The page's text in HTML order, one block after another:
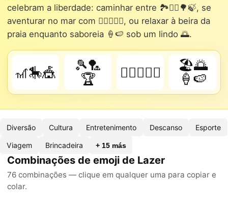
celebram a liberdade: caminhar entre 🏞️🚶‍♂️🌳🍃, se
aventurar no mar com 🏊‍♂️🏄‍♀️🌴, ou relaxar à beira da
praia enquanto saboreia 🍦🍉 sob um lindo 🌅.
🎢🎠🎪
🎾🏸
🏆
🏊‍♂️🏄‍♀️🌴
🏖️🌅
🍦🍉
Diversão Cultura Entretenimento Descanso Esporte
Viagem Brincadeira + 15 más
Combinações de emoji de Lazer
76 combinações — clique em qualquer uma para copiar e
colar.